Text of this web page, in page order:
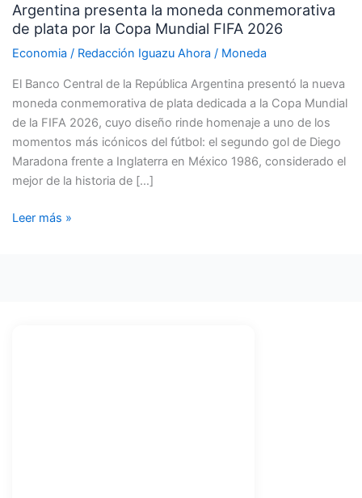
Argentina presenta la moneda conmemorativa
de plata por la Copa Mundial FIFA 2026
Economia / Redacción Iguazu Ahora / Moneda
El Banco Central de la República Argentina presentó la nueva
moneda conmemorativa de plata dedicada a la Copa Mundial
de la FIFA 2026, cuyo diseño rinde homenaje a uno de los
momentos más icónicos del fútbol: el segundo gol de Diego
Maradona frente a Inglaterra en México 1986, considerado el
mejor de la historia de […]
Copa
Mundial
FIFA
Leer más »